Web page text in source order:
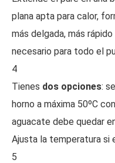
plana apta para calor,
más delgada, más
necesario para todo el
4
Tienes dos opciones:
horno a máxima 50ºC
aguacate debe quedar
Ajusta la temperatura si
5